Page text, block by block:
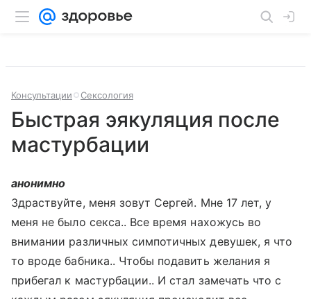
Консультации Сексология
Быстрая эякуляция после
мастурбации
анонимно
Здраствуйте, меня зовут Сергей. Мне 17 лет, у
меня не было секса.. Все время нахожусь во
внимании различных симпотичных девушек, я что
то вроде бабника.. Чтобы подавить желания я
прибегал к мастурбации.. И стал замечать что с